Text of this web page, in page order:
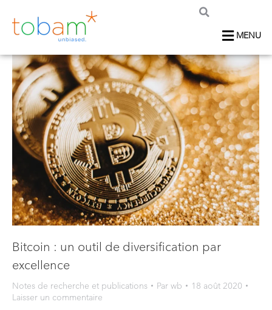
MENU
Bitcoin : un outil de diversification par
excellence
Notes de recherche et publications Par wb
18 août 2020
Laisser un commentaire